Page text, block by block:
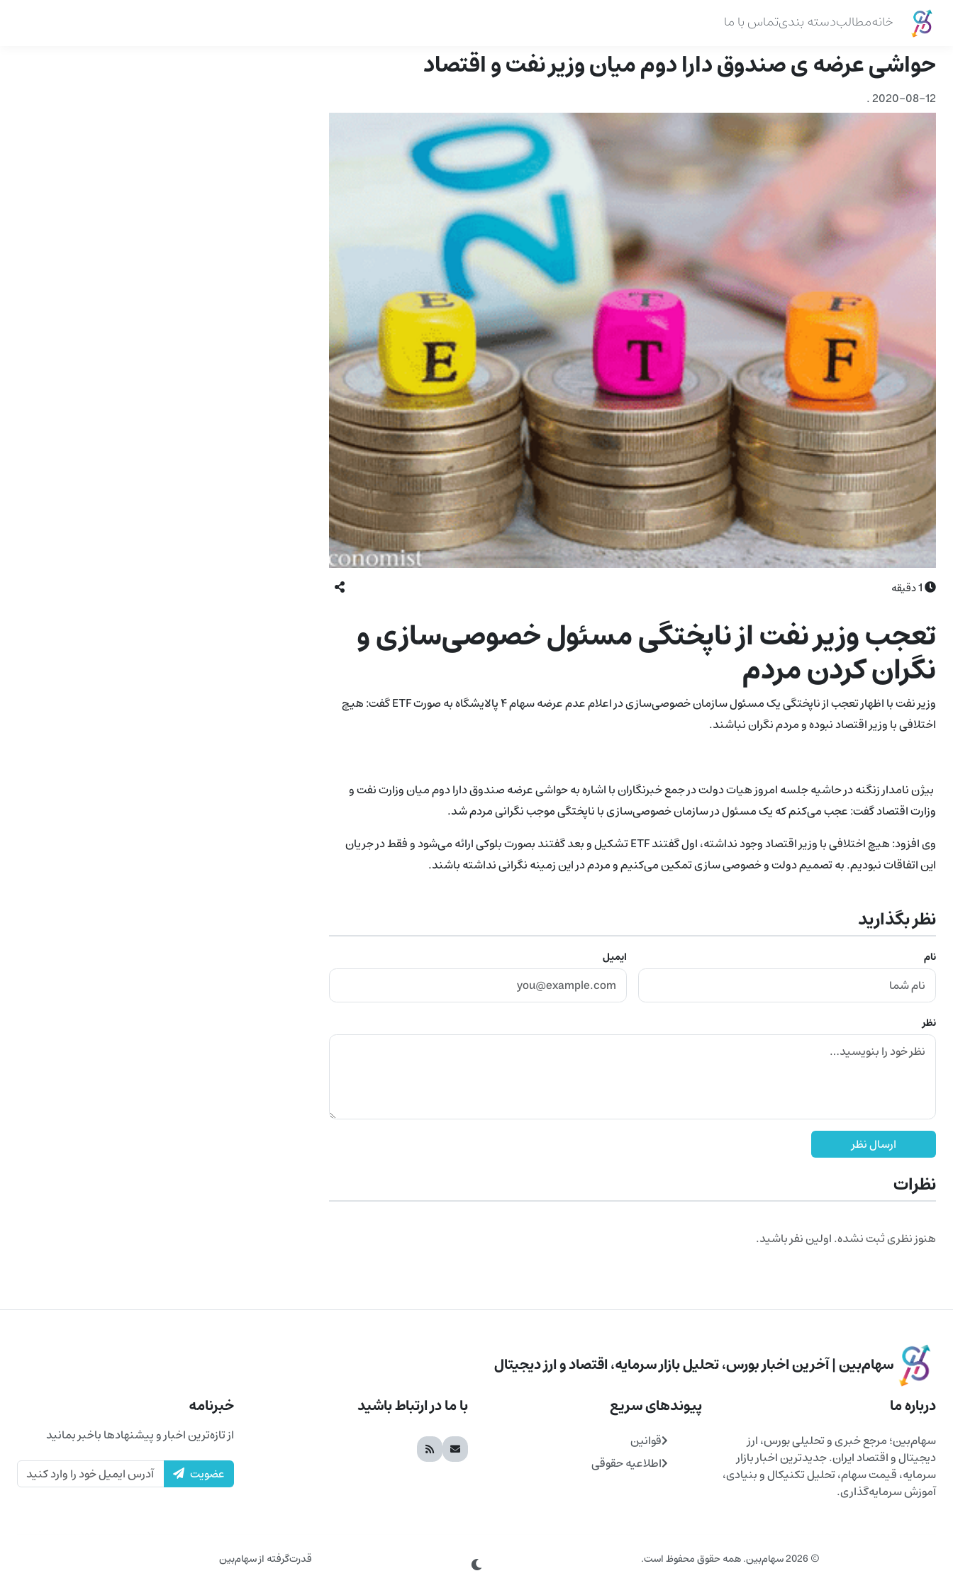
خانهمطالبدسته بندیتماس با ما
حواشی عرضه ی صندوق دارا دوم میان وزیر نفت و اقتصاد
2020-08-12
.
1دقیقه
تعجب وزیر نفت از ناپختگی مسئول خصوصی‌سازی و
نگران کردن مردم
وزیر نفت با اظهار تعجب از ناپختگی یک مسئول سازمان خصوصی‌سازی در اعلام عدم عرضه سهام ۴ پالایشگاه به صورت ETF گفت: هیچ
اختلافی با وزیر اقتصاد نبوده و مردم نگران نباشند.
بیژن نامدار زنگنه در حاشیه جلسه امروز هیات دولت در جمع خبرنگاران با اشاره به حواشی عرضه صندوق دارا دوم میان وزارت نفت و
وزارت اقتصاد گفت: عجب می‌کنم که یک مسئول در سازمان خصوصی‌سازی با ناپختگی موجب نگرانی مردم شد.
وی افزود: هیچ اختلافی با وزیر اقتصاد وجود نداشته، اول گفتند ETF تشکیل و بعد گفتند بصورت بلوکی ارائه می‌شود و فقط در جریان
این اتفاقات نبودیم. به تصمیم دولت و‌ خصوصی سازی تمکین می‌کنیم و مردم در این زمینه نگرانی نداشته باشند.
نظر بگذارید
نام ایمیل
نظر
ارسال نظر
نظرات
هنوز نظری ثبت نشده. اولین نفر باشید.
سهام‌بین | آخرین اخبار بورس، تحلیل بازار سرمایه، اقتصاد و ارز دیجیتال
درباره ما
سهام‌بین؛ مرجع خبری و تحلیلی بورس، ارز
دیجیتال و اقتصاد ایران. جدیدترین اخبار بازار
سرمایه، قیمت سهام، تحلیل تکنیکال و بنیادی،
آموزش سرمایه‌گذاری.
پیوندهای سریع
قوانین
اطلاعیه حقوقی
با ما در ارتباط باشید خبرنامه
از تازه‌ترین اخبار و پیشنهادها باخبر بمانید
عضویت
© 2026 سهام‌بین. همه حقوق محفوظ است. قدرت‌گرفته از سهام‌بین